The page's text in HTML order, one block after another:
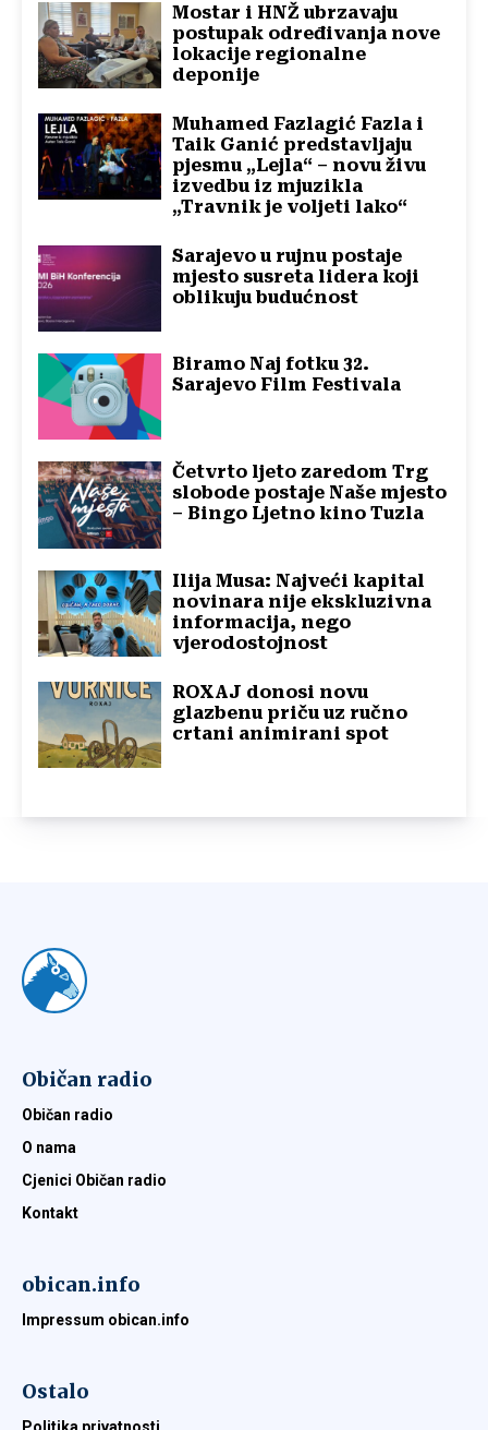
Mostar i HNŽ ubrzavaju
postupak određivanja nove
lokacije regionalne
deponije
Muhamed Fazlagić Fazla i
Taik Ganić predstavljaju
pjesmu „Lejla“ – novu živu
izvedbu iz mjuzikla
„Travnik je voljeti lako“
Sarajevo u rujnu postaje
mjesto susreta lidera koji
oblikuju budućnost
Biramo Naj fotku 32.
Sarajevo Film Festivala
Četvrto ljeto zaredom Trg
slobode postaje Naše mjesto
– Bingo Ljetno kino Tuzla
Ilija Musa: Najveći kapital
novinara nije ekskluzivna
informacija, nego
vjerodostojnost
ROXAJ donosi novu
glazbenu priču uz ručno
crtani animirani spot
Običan radio
Običan radio
O nama
Cjenici Običan radio
Kontakt
obican.info
Impressum obican.info
Ostalo